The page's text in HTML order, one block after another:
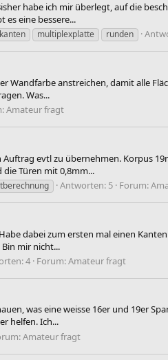
habe ich mir überlegt, auf die
es eine bessere...
multiplexplatte runden
anstreichen, damit alle
Was...
Amateur fragt
evtl zu übernehmen. Korpus
Türen mit 0,8mm...
Antworten: 5 Forum:
dabei zum ersten mal einen
mir nicht...
4 Forum:Amateur fragt
was eine weisse 16er und 19er
helfen. Ich...
Amateur fragt